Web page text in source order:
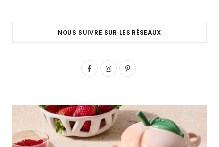
NOUS SUIVRE SUR LES RÉSEAUX
F
e
b
I
t
a
P
t